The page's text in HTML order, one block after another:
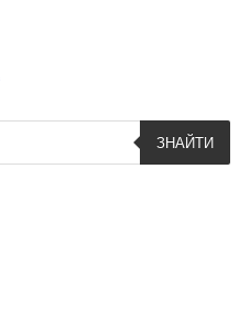
ЗНАЙТИ